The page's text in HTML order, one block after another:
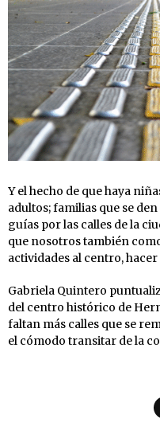
Y el hecho de que haya
adultos; familias que se
guías por las calles de la
que nosotros también
actividades al centro,
Gabriela Quintero
del centro histórico de
faltan más calles que se
el cómodo transitar de la